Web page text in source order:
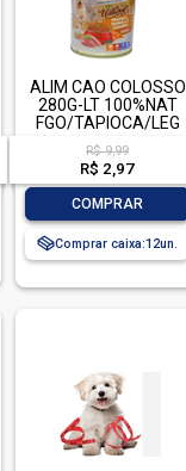
ALIM CAO COLOSSO
280G-LT 100%NAT
FGO/TAPIOCA/LEG
R$ 9,99
R$ 2,97
COMPRAR
Comprar caixa:12